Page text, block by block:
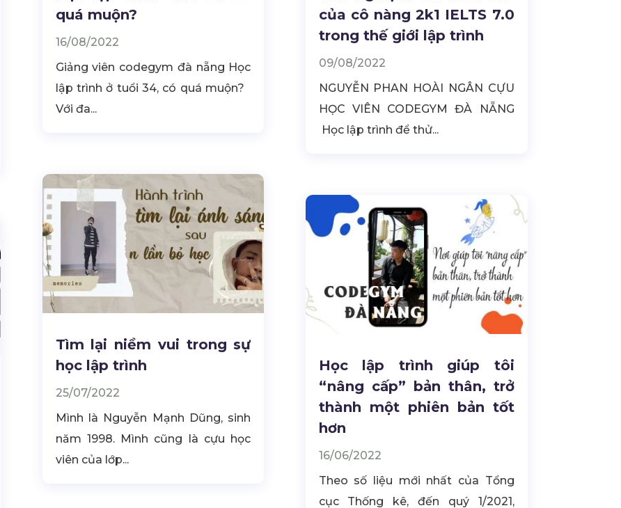
quá muộn?
16/08/2022
Giảng viên codegym đà nẵng Học
lập trình ở tuổi 34, có quá muộn?
Với đa...
Tìm lại niềm vui trong sự
học lập trình
25/07/2022
Mình là Nguyễn Mạnh Dũng, sinh
năm 1998. Mình cũng là cựu học
viên của lớp...
của cô nàng 2k1 IELTS 7.0
trong thế giới lập trình
09/08/2022
NGUYỄN PHAN HOÀI NGÂN CỰU
HỌC VIÊN CODEGYM ĐÀ NẴNG
Học lập trình để thử...
Học lập trình giúp tôi
“nâng cấp” bản thân, trở
thành một phiên bản tốt
hơn
16/06/2022
Theo số liệu mới nhất của Tổng
cục Thống kê, đến quý 1/2021,